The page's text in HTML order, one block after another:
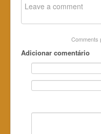
Comments
Adicionar comentário